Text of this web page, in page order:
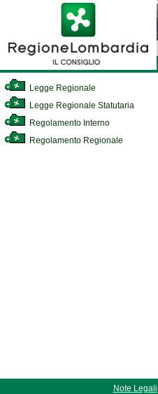
Legge Regionale
Legge Regionale Statutaria
Regolamento Interno
Regolamento Regionale
Note Legali